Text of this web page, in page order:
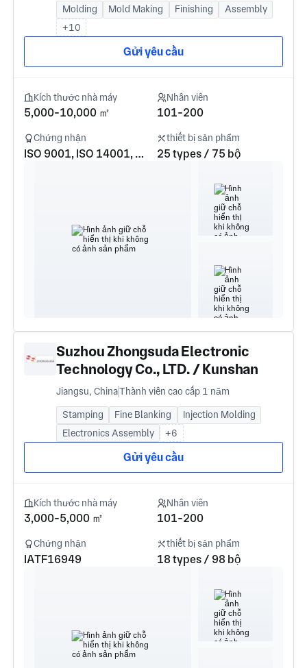
Molding Mold Making Finishing
Assembly
+10
Gửi yêu cầu
Kích thước nhà máy
5,000-10,000 ㎡
Nhân viên
101-200
Chứng nhận
ISO 9001, ISO 14001, CCC
thiết bị sản phẩm
25 types / 75 bộ
Suzhou Zhongsuda Electronic
Technology Co., LTD. / Kunshan
Zhongsuda Electronic Co., LTD
Jiangsu, ChinaThành viên cao cấp 1 năm
Stamping Fine Blanking
Injection Molding
Electronics Assembly
+6
Gửi yêu cầu
Kích thước nhà máy
3,000-5,000 ㎡
Nhân viên
101-200
Chứng nhận
IATF16949
thiết bị sản phẩm
18 types / 98 bộ